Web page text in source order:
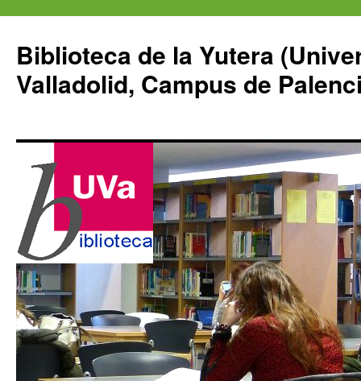
contenido
Biblioteca de la Yutera
Valladolid, Campus de